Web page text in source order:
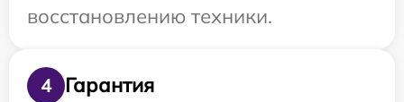
восстановлению техники.
4
Гарантия